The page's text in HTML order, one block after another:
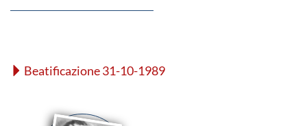
Beatificazione 31-10-1989